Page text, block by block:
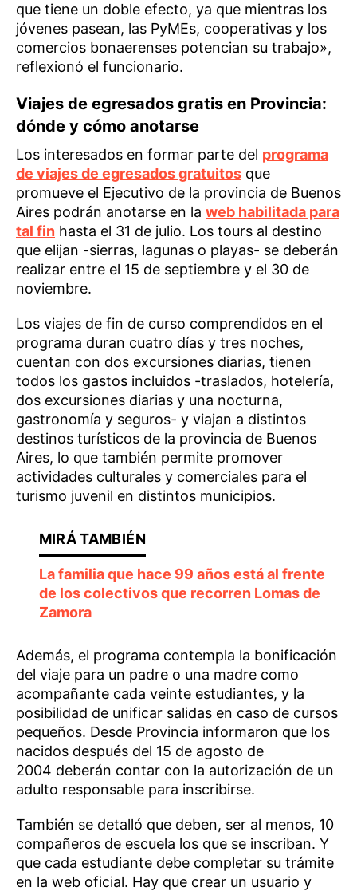
que tiene un doble efecto, ya que mientras los
jóvenes pasean, las PyMEs, cooperativas y los
comercios bonaerenses potencian su trabajo»,
reflexionó el funcionario.
Viajes de egresados gratis en Provincia:
dónde y cómo anotarse
Los interesados en formar parte del programa
de viajes de egresados gratuitos que
promueve el Ejecutivo de la provincia de Buenos
Aires podrán anotarse en la web habilitada para
tal fin hasta el 31 de julio. Los tours al destino
que elijan -sierras, lagunas o playas- se deberán
realizar entre el 15 de septiembre y el 30 de
noviembre.
Los viajes de fin de curso comprendidos en el
programa duran cuatro días y tres noches,
cuentan con dos excursiones diarias, tienen
todos los gastos incluidos -traslados, hotelería,
dos excursiones diarias y una nocturna,
gastronomía y seguros- y viajan a distintos
destinos turísticos de la provincia de Buenos
Aires, lo que también permite promover
actividades culturales y comerciales para el
turismo juvenil en distintos municipios.
La familia que hace 99 años está al frente
de los colectivos que recorren Lomas de
Zamora
Además, el programa contempla la bonificación
del viaje para un padre o una madre como
acompañante cada veinte estudiantes, y la
posibilidad de unificar salidas en caso de cursos
pequeños. Desde Provincia informaron que los
nacidos después del 15 de agosto de
2004 deberán contar con la autorización de un
adulto responsable para inscribirse.
También se detalló que deben, ser al menos, 10
compañeros de escuela los que se inscriban. Y
que cada estudiante debe completar su trámite
en la web oficial. Hay que crear un usuario y